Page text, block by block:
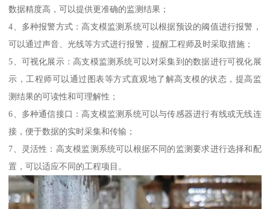
数据精度高，可以提供更准确的监测结果；
4、多种报警方式：高支模监测系统可以根据预设的阈值进行报警，
可以通过声音、光线等方式进行报警，提醒工程师及时采取措施；
5、可视化展示：高支模监测系统可以对采集到的数据进行可视化展
示，工程师可以通过图表等方式直观地了解高支模的状态，提高监
测结果的可读性和可理解性；
6、多种通信接口：高支模监测系统可以与传感器进行有线或无线连
接，便于数据的实时采集和传输；
7、灵活性：高支模监测系统可以根据不同的监测要求进行选择和配
置，可以适应不同的工程项目。